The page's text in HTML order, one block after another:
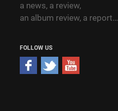
a news, a review,
an album review, a report…
FOLLOW US